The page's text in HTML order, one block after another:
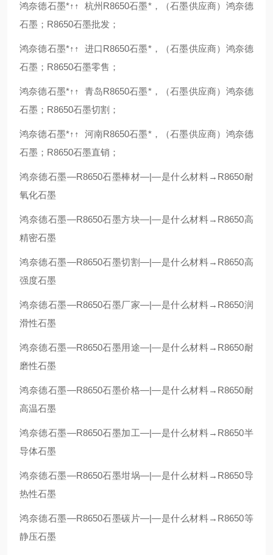
鸿奈德石墨*↑↑ 杭州R8650石墨*，（石墨供应商）鸿奈德
石墨；R8650石墨批发；
鸿奈德石墨*↑↑ 进口R8650石墨*，（石墨供应商）鸿奈德
石墨；R8650石墨零售；
鸿奈德石墨*↑↑ 青岛R8650石墨*，（石墨供应商）鸿奈德
石墨；R8650石墨切割；
鸿奈德石墨*↑↑ 河南R8650石墨*，（石墨供应商）鸿奈德
石墨；R8650石墨直销；
鸿奈德石墨—R8650石墨棒材—|—是什么材料→R8650耐
氧化石墨
鸿奈德石墨—R8650石墨方块—|—是什么材料→R8650高
精密石墨
鸿奈德石墨—R8650石墨切割—|—是什么材料→R8650高
强度石墨
鸿奈德石墨—R8650石墨厂家—|—是什么材料→R8650润
滑性石墨
鸿奈德石墨—R8650石墨用途—|—是什么材料→R8650耐
磨性石墨
鸿奈德石墨—R8650石墨价格—|—是什么材料→R8650耐
高温石墨
鸿奈德石墨—R8650石墨加工—|—是什么材料→R8650半
导体石墨
鸿奈德石墨—R8650石墨坩埚—|—是什么材料→R8650导
热性石墨
鸿奈德石墨—R8650石墨碳片—|—是什么材料→R8650等
静压石墨